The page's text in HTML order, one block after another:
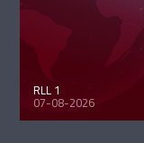
RLL 1
07-08-2026